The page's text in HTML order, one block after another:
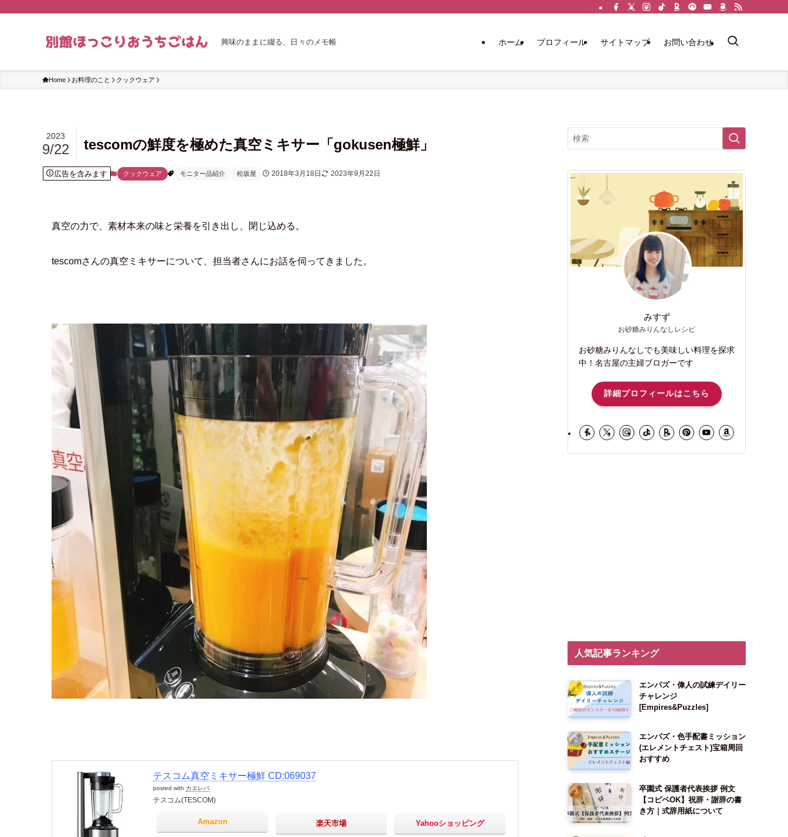
興味のままに綴る、日々のメモ帳 ホーム プロフィール サイトマップ お問い合わせ
Home お料理のこと クックウェア
tescomの鮮度を極めた真空ミキサー「gokusen極鮮」
2023
9/22
広告を含みます クックウェア モニター品紹介 松坂屋 2018年3月18日 2023年9月22日
真空の力で、素材本来の味と栄養を引き出し、閉じ込める。
tescomさんの真空ミキサーについて、担当者さんにお話を伺ってきました。
テスコム真空ミキサー極鮮 CD:069037
posted with カエレバ
テスコム(TESCOM)
Amazon 楽天市場 Yahooショッピング
みすず
お砂糖みりんなしレシピ
お砂糖みりんなしでも美味しい料理を探求
中！名古屋の主婦ブロガーです
詳細プロフィールはこちら
人気記事ランキング
エンパズ・偉人の試練デイリー
チャレンジ
[Empires&Puzzles]
エンパズ・色手配書ミッション
(エレメントチェスト)宝箱周回
おすすめ
卒園式 保護者代表挨拶 例文
【コピペOK】祝辞・謝辞の書
き方｜式辞用紙について